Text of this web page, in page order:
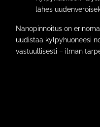
lähes
Nanopinnoitus on
uudistaa kylpyhuoneesi
vastuullisesti – ilman